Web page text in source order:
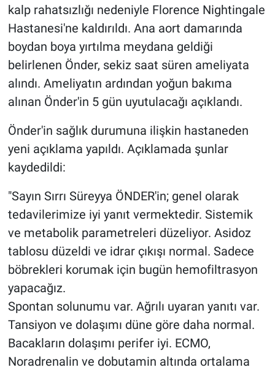
kalp rahatsızlığı nedeniyle Florence Nightingale
Hastanesi'ne kaldırıldı. Ana aort damarında
boydan boya yırtılma meydana geldiği
belirlenen Önder, sekiz saat süren ameliyata
alındı. Ameliyatın ardından yoğun bakıma
alınan Önder'in 5 gün uyutulacağı açıklandı.
Önder'in sağlık durumuna ilişkin hastaneden
yeni açıklama yapıldı. Açıklamada şunlar
kaydedildi:
"Sayın Sırrı Süreyya ÖNDER'in; genel olarak
tedavilerimize iyi yanıt vermektedir. Sistemik
ve metabolik parametreleri düzeliyor. Asidoz
tablosu düzeldi ve idrar çıkışı normal. Sadece
böbrekleri korumak için bugün hemofiltrasyon
yapacağız.
Spontan solunumu var. Ağrılı uyaran yanıtı var.
Tansiyon ve dolaşımı düne göre daha normal.
Bacakların dolaşımı perifer iyi. ECMO,
Noradrenalin ve dobutamin altında ortalama
Haber
İlan
Koronavirüs
Kültür Sanat
Ne demişti
Nedir
Popüler
Programlar
Sağlık
Spor
Teknoloji